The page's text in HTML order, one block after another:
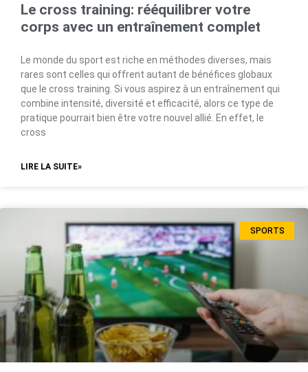
Le cross training: rééquilibrer votre
corps avec un entraînement complet
Le monde du sport est riche en méthodes diverses, mais
rares sont celles qui offrent autant de bénéfices globaux
que le cross training. Si vous aspirez à un entraînement qui
combine intensité, diversité et efficacité, alors ce type de
pratique pourrait bien être votre nouvel allié. En effet, le
cross
LIRE LA SUITE»
SPORTS